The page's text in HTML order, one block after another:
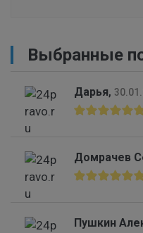
Выбранные
Дарья,
Домрачев
Пушкин